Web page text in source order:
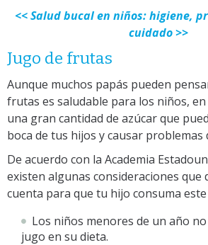
<< Salud bucal en niños: higiene,
cuidado >>
Jugo de frutas
Aunque muchos papás pueden
frutas es saludable para los niños,
una gran cantidad de azúcar que
boca de tus hijos y causar problemas
De acuerdo con la Academia
existen algunas consideraciones que
cuenta para que tu hijo consuma
Los niños menores de un año
jugo en su dieta.